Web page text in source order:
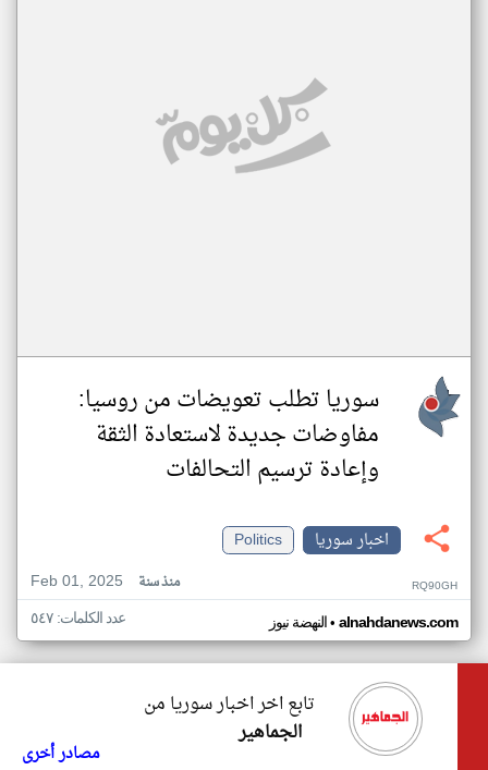
سوريا تطلب تعويضات من روسيا:
مفاوضات جديدة لاستعادة الثقة
وإعادة ترسيم التحالفات
اخبار سوريا
Politics
Feb 01, 2025
منذ سنة RQ90GH
النهضة نيوز• alnahdanews.com عدد الكلمات: ٥٤٧
تابع اخر اخبار سوريا من
الجماهير
مصادر أخرى